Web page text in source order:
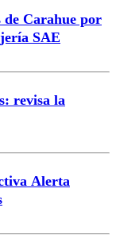
de Carahue por
SAE
revisa la
Alerta